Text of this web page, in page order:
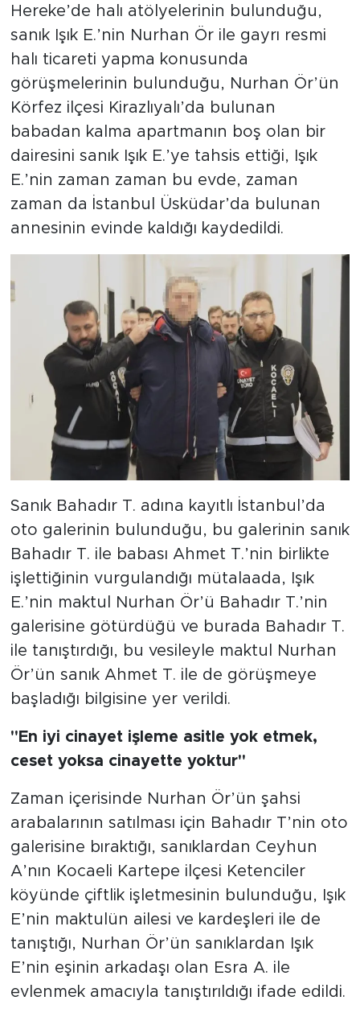
Hereke’de halı atölyelerinin bulunduğu,
sanık Işık E.’nin Nurhan Ör ile gayrı resmi
halı ticareti yapma konusunda
görüşmelerinin bulunduğu, Nurhan Ör’ün
Körfez ilçesi Kirazlıyalı’da bulunan
babadan kalma apartmanın boş olan bir
dairesini sanık Işık E.’ye tahsis ettiği, Işık
E.’nin zaman zaman bu evde, zaman
zaman da İstanbul Üsküdar’da bulunan
annesinin evinde kaldığı kaydedildi.
Sanık Bahadır T. adına kayıtlı İstanbul’da
oto galerinin bulunduğu, bu galerinin sanık
Bahadır T. ile babası Ahmet T.’nin birlikte
işlettiğinin vurgulandığı mütalaada, Işık
E.’nin maktul Nurhan Ör’ü Bahadır T.’nin
galerisine götürdüğü ve burada Bahadır T.
ile tanıştırdığı, bu vesileyle maktul Nurhan
Ör’ün sanık Ahmet T. ile de görüşmeye
başladığı bilgisine yer verildi.
"En iyi cinayet işleme asitle yok etmek,
ceset yoksa cinayette yoktur"
Zaman içerisinde Nurhan Ör’ün şahsi
arabalarının satılması için Bahadır T’nin oto
galerisine bıraktığı, sanıklardan Ceyhun
A’nın Kocaeli Kartepe ilçesi Ketenciler
köyünde çiftlik işletmesinin bulunduğu, Işık
E’nin maktulün ailesi ve kardeşleri ile de
tanıştığı, Nurhan Ör’ün sanıklardan Işık
E’nin eşinin arkadaşı olan Esra A. ile
evlenmek amacıyla tanıştırıldığı ifade edildi.